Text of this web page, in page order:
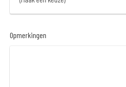
Opmerkingen